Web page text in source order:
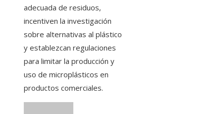
adecuada de residuos,
incentiven la investigación
sobre alternativas al plástico
y establezcan regulaciones
para limitar la producción y
uso de microplásticos en
productos comerciales.